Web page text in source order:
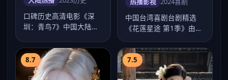
口碑历史高清电影《深
圳：青鸟7》中国大陆热
深刻，饶晓志调度…
中国台湾喜剧台剧精选
《花莲星途 第1季》由陈
舒淇、贾静雯、…
8.7 7.5